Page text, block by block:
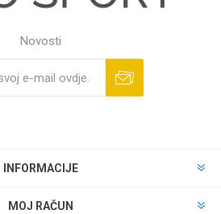
Novosti
INFORMACIJE
MOJ RAČUN